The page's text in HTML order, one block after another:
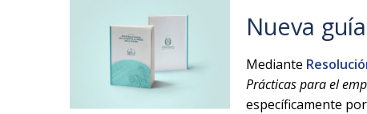
Nueva
Mediante
Prácticas para el
específicamente